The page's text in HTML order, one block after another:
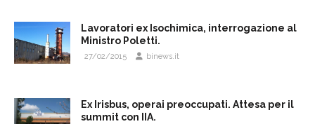
Lavoratori ex Isochimica, interrogazione al
Ministro Poletti.
27/02/2015 binews.it
Ex Irisbus, operai preoccupati. Attesa per il
summit con IIA.